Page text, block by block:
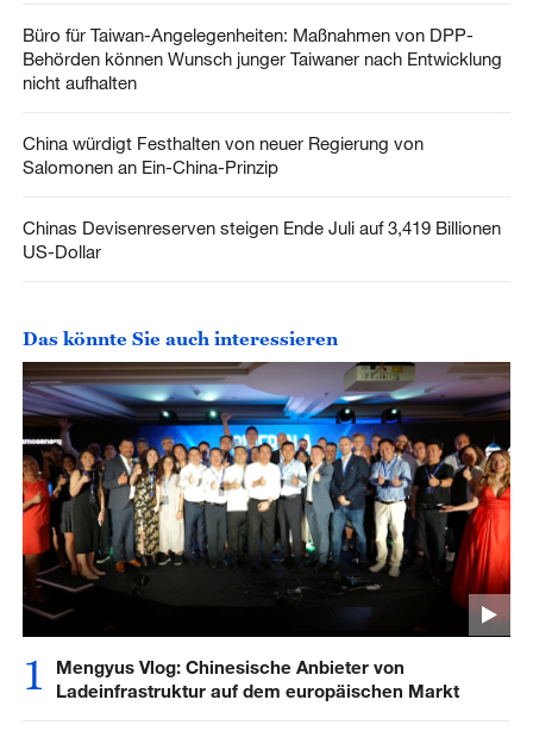
Büro für Taiwan-Angelegenheiten: Maßnahmen von DPP-
Behörden können Wunsch junger Taiwaner nach Entwicklung
nicht aufhalten
China würdigt Festhalten von neuer Regierung von
Salomonen an Ein-China-Prinzip
Chinas Devisenreserven steigen Ende Juli auf 3,419 Billionen
US-Dollar
Das könnte Sie auch interessieren
1
Mengyus Vlog: Chinesische Anbieter von
Ladeinfrastruktur auf dem europäischen Markt